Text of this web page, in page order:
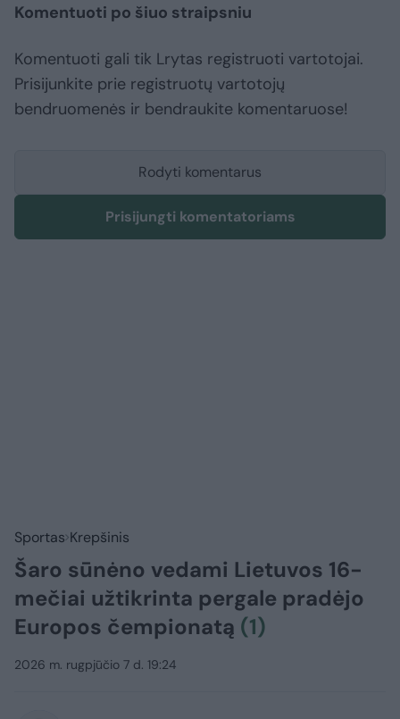
Komentuoti po šiuo straipsniu
Komentuoti gali tik Lrytas registruoti vartotojai.
Prisijunkite prie registruotų vartotojų
bendruomenės ir bendraukite komentaruose!
Rodyti komentarus
Prisijungti komentatoriams
Sportas Krepšinis
Šaro sūnėno vedami Lietuvos 16-
mečiai užtikrinta pergale pradėjo
Europos čempionatą (1)
2026 m. rugpjūčio 7 d. 19:24